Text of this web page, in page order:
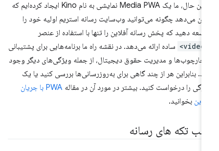
با این حال، ما یک Media PWA نمایشی به نام Kino ایجاد کرده‌ایم که
می‌دهد چگونه می‌توانید وب‌سایت رسانه استریم اولیه خود را
دهید که پخش رسانه آفلاین را تنها با استفاده از عنصر
ساده ارائه می‌دهد. در نقشه راه ما برنامه‌هایی برای پشتیبانی
چارچوب‌ها و مدیریت حقوق دیجیتال، از جمله ویژگی‌های دیگر وجود
بنابراین هر از چند گاهی برای به‌روزرسانی‌ها بررسی کنید یا یک
را درخواست کنید. بیشتر در مورد آن در مقاله
PWA با جریان
بخوانید.
تکه های رسانه